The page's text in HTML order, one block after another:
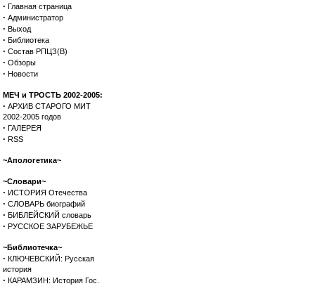
· Главная страница
· Администратор
· Выход
· Библиотека
· Состав РПЦЗ(В)
· Обзоры
· Новости
МЕЧ и ТРОСТЬ 2002-2005:
· АРХИВ СТАРОГО МИТ
2002-2005 годов
· ГАЛЕРЕЯ
· RSS
~Апологетика~
~Словари~
· ИСТОРИЯ Отечества
· СЛОВАРЬ биографий
· БИБЛЕЙСКИЙ словарь
· РУССКОЕ ЗАРУБЕЖЬЕ
~Библиотечка~
· КЛЮЧЕВСКИЙ: Русская
история
· КАРАМЗИН: История Гос.